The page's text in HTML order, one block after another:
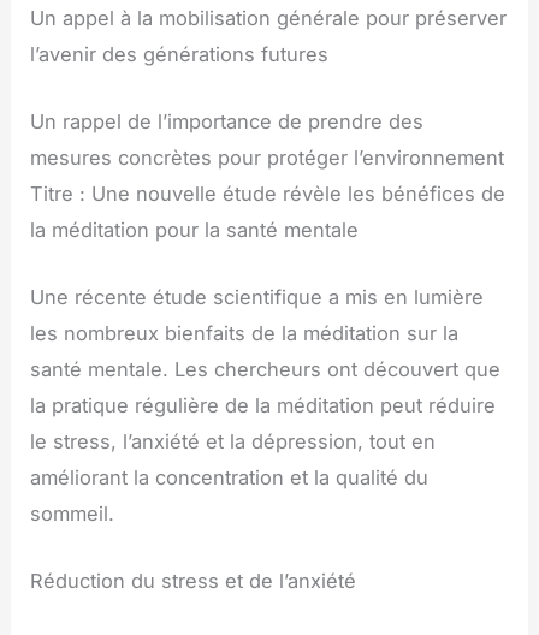
Un appel à la mobilisation générale pour préserver
l’avenir des générations futures
Un rappel de l’importance de prendre des
mesures concrètes pour protéger l’environnement
Titre : Une nouvelle étude révèle les bénéfices de
la méditation pour la santé mentale
Une récente étude scientifique a mis en lumière
les nombreux bienfaits de la méditation sur la
santé mentale. Les chercheurs ont découvert que
la pratique régulière de la méditation peut réduire
le stress, l’anxiété et la dépression, tout en
améliorant la concentration et la qualité du
sommeil.
Réduction du stress et de l’anxiété